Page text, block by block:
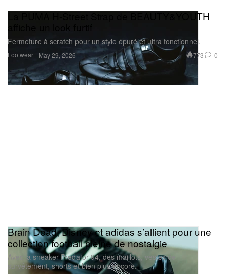
Footwear
La PUMA H-Street Strap de BEAUTY&YOUTH
affiche un look furtif
Fermeture à scratch pour un style épuré et ultra fonctionnel.
May 29, 2026 773 0
Brain Dead, Disney et adidas s’allient pour une
collection football pleine de nostalgie
Avec la sneaker Predator 94, des maillots, vestes de
survêtement, shorts et bien plus encore.